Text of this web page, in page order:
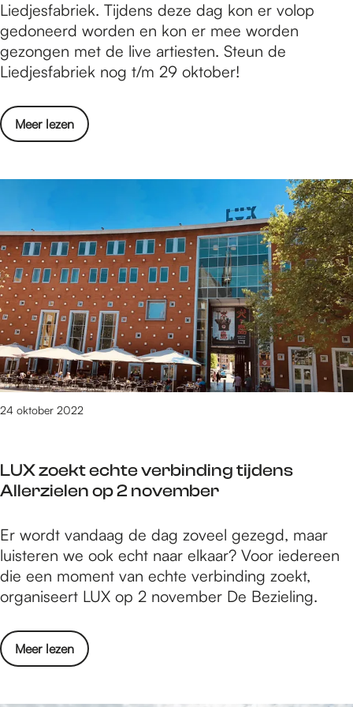
u
v
e
l
n
l
o
n
o
r
k
n
d
e
d
j
e
f
a
k
m
e
e
t
s
M
a
r
i
e
n
s
r
a
a
t
Liedjesfabriek. Tijdens deze dag kon er volop
gedoneerd worden en kon er mee worden
gezongen met de live artiesten. Steun de
Liedjesfabriek nog t/m 29 oktober!
Meer lezen
o
v
i
e
d
j
e
s
f
a
b
r
k
m
e
t
s
M
r
LUX zoekt echte verbinding tijdens
Allerzielen op 2 november
24 oktober 2022
L
U
X
z
e
k
Er wordt vandaag de dag zoveel gezegd, maar
luisteren we ook echt naar elkaar? Voor iedereen
die een moment van echte verbinding zoekt,
organiseert LUX op 2 november De Bezieling.
Meer lezen
o
v